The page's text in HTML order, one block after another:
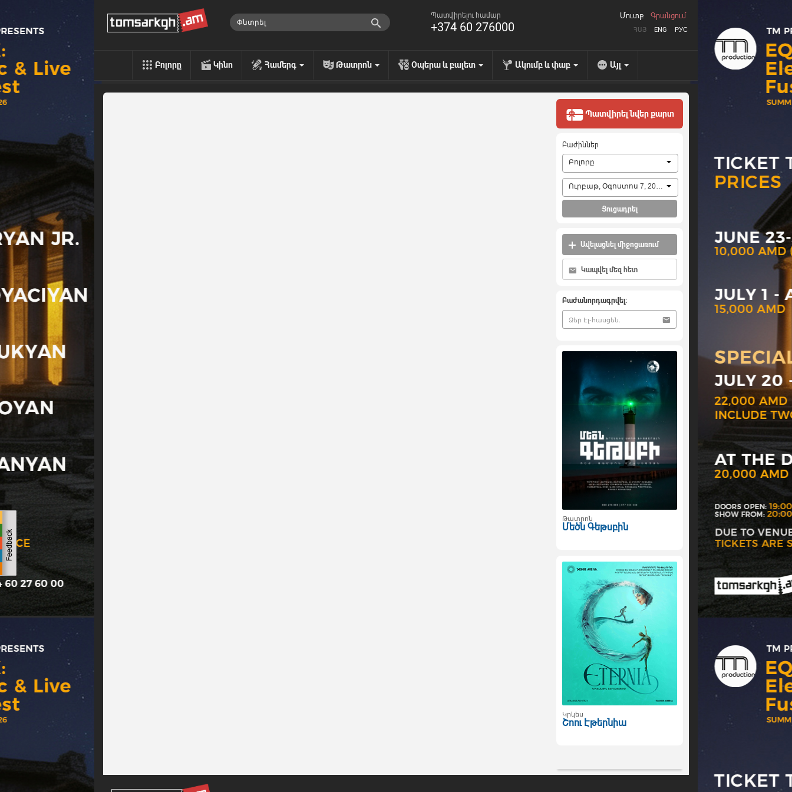
Պատվիրելու համար
+374 60 276000 ՀԱՅ ENG РУС
Մուտք Գրանցում
Բոլորը Կինո Համերգ Թատրոն Օպերա և բալետ Ակումբ և փաբ Այլ
Պատվիրել նվեր քարտ
Բաժիններ
Բոլորը
Ուրբաթ, Օգոստոս 7, 2026
Ցուցադրել
Ավելացնել միջոցառում
Կապվել մեզ հետ
Բաժանորդագրվել:
Թատրոն
Մեծն Գեթսբին
Կրկես
Շոու Էթերնիա